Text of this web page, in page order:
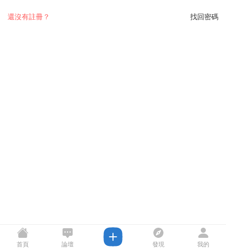
找回密碼
還沒有註冊？
首頁 論壇 發現 我的